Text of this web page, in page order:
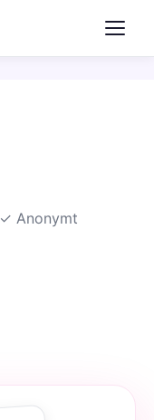
Anonymt